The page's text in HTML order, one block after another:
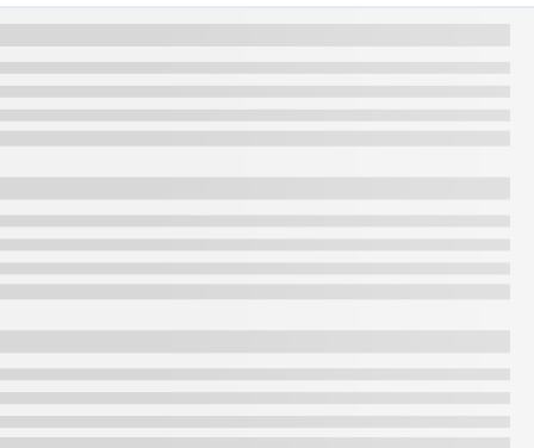
टर्म होल्डिंग के लिए आदर्श है, लेकिन इसे सुरक्षित स्टोरेज की आवश्यकता होती है और
सकता है. वे लिक्विडिटी प्रदान करते हैं, किफायती होते हैं और स्टोरेज की आवश्यकता
इसे फिज़िकल गोल्ड में बदला जा सकता है.